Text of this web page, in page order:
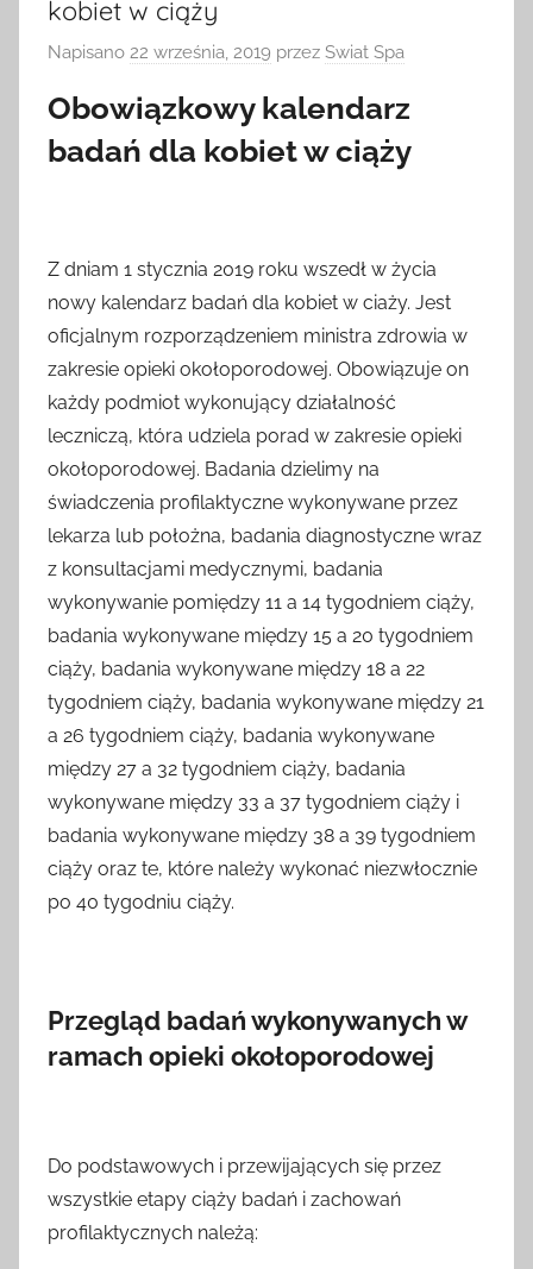
kobiet w ciąży
Napisano 22 września, 2019 przez Swiat Spa
Obowiązkowy kalendarz
badań dla kobiet w ciąży
Z dniam 1 stycznia 2019 roku wszedł w życia
nowy kalendarz badań dla kobiet w ciaży. Jest
oficjalnym rozporządzeniem ministra zdrowia w
zakresie opieki okołoporodowej. Obowiązuje on
każdy podmiot wykonujący działalność
leczniczą, która udziela porad w zakresie opieki
okołoporodowej. Badania dzielimy na
świadczenia profilaktyczne wykonywane przez
lekarza lub położna, badania diagnostyczne wraz
z konsultacjami medycznymi, badania
wykonywanie pomiędzy 11 a 14 tygodniem ciąży,
badania wykonywane między 15 a 20 tygodniem
ciąży, badania wykonywane między 18 a 22
tygodniem ciąży, badania wykonywane między 21
a 26 tygodniem ciąży, badania wykonywane
między 27 a 32 tygodniem ciąży, badania
wykonywane między 33 a 37 tygodniem ciąży i
badania wykonywane między 38 a 39 tygodniem
ciąży oraz te, które należy wykonać niezwłocznie
po 40 tygodniu ciąży.
Przegląd badań wykonywanych w
ramach opieki okołoporodowej
Do podstawowych i przewijających się przez
wszystkie etapy ciąży badań i zachowań
profilaktycznych należą: